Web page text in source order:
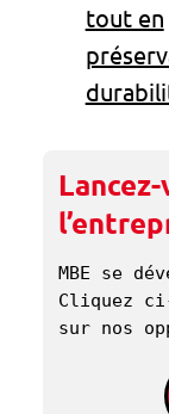
tout en
MBE se
Cliquez
sur nos